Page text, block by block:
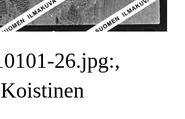
26.jpg:,